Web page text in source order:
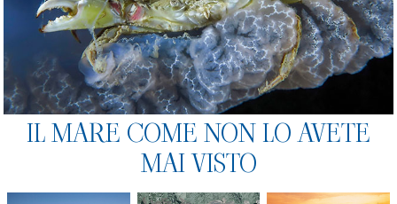
IL MARE COME NON LO AVETE
MAI VISTO